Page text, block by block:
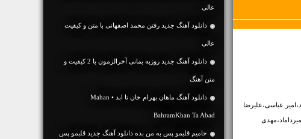
عباسی،علیرضا
عالی
دانلود آهنگ جديد رفتن محمد اصفهانی با متن و کیفیت
عالی
دانلود آهنگ جديد روزبه بمانی آخرالزمون با 2 کیفیت و
متن آهنگ
دانلود آهنگ ماهان بهرام خان تا ابد • Mahan
BahramKhan Ta Abad
حامیم قلبمو پس به من بده دانلود آهنگ جدید قلبمو پس